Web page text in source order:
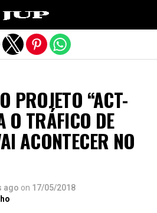
PROJETO “ACT-
O TRÁFICO DE
ACONTECER NO
ago on 17/05/2018
mobile version